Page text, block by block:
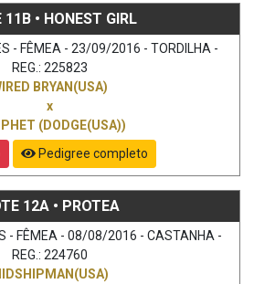
11B • HONEST GIRL
- FÊMEA - 23/09/2016 - TORDILHA -
REG.: 225823
BRYAN(USA)
x
(DODGE(USA))
Pedigree completo
12A • PROTEA
- FÊMEA - 08/08/2016 - CASTANHA -
REG.: 224760